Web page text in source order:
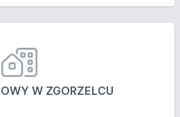
W ZGORZELCU